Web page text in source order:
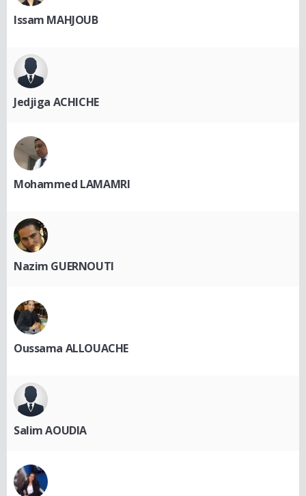
Issam MAHJOUB
Jedjiga ACHICHE
Mohammed LAMAMRI
Nazim GUERNOUTI
Oussama ALLOUACHE
Salim AOUDIA